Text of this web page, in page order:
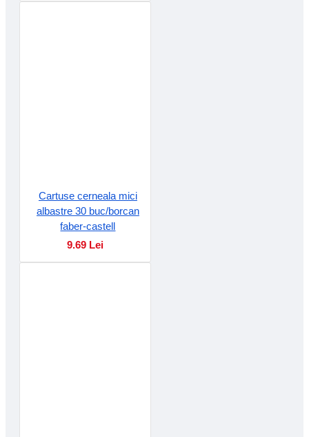
Cartuse cerneala mici
albastre 30 buc/borcan
faber-castell
9.69 Lei